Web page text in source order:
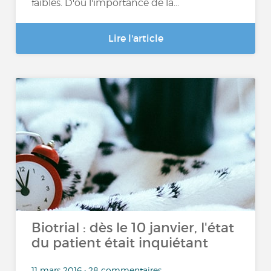
faibles. D'où l'importance de la...
Lire l'article
Biotrial : dès le 10 janvier, l'état
du patient était inquiétant